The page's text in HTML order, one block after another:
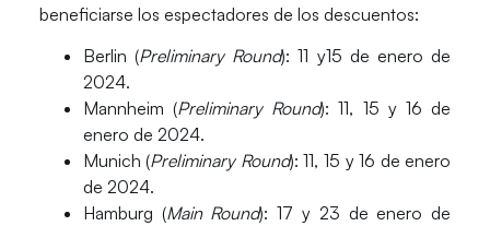
beneficiarse los espectadores de los descuentos:
Berlin(Preliminary Round): 11 y15 de enero de
2024.
Mannheim(Preliminary Round): 11, 15 y 16 de
enero de 2024.
Munich(Preliminary Round): 11, 15 y 16 de enero
de 2024.
Hamburg (Main Round): 17 y 23 de enero de